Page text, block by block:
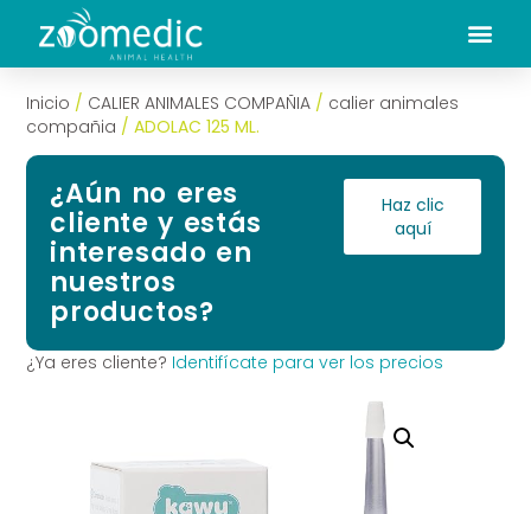
Inicio / CALIER ANIMALES COMPAÑIA / calier animales
compañia / ADOLAC 125 ML.
¿Aún no eres
cliente y estás
interesado en
nuestros
productos?
Haz clic
aquí
¿Ya eres cliente? Identifícate para ver los precios